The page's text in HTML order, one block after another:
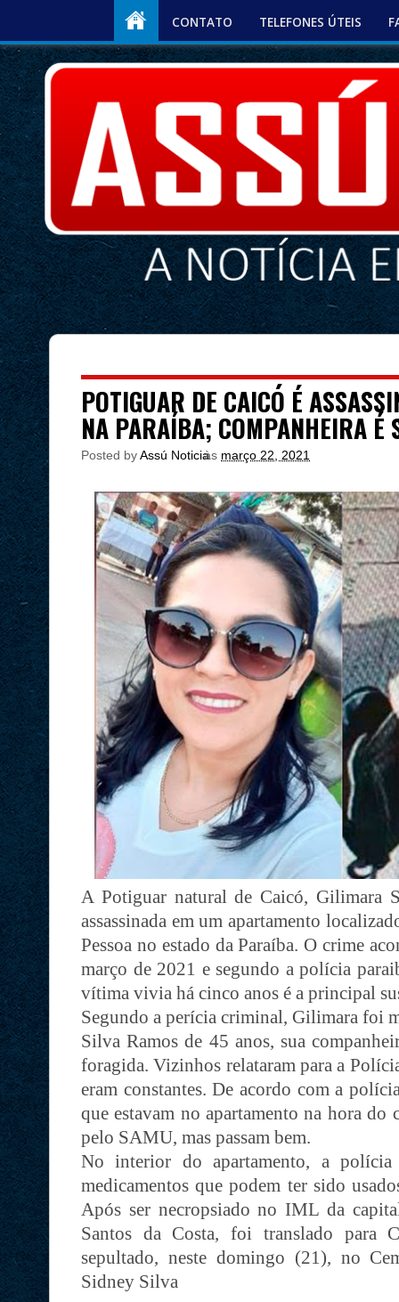
CONTATO TELEFONES ÚTEIS
POTIGUAR DE CAICÓ É
NA PARAÍBA; COMPANHEIRA É
Posted byAssú Noticia
às março 22, 2021
A Potiguar natural de Caicó, Gilimara
assassinada em um apartamento
Pessoa no estado da Paraíba. O crime
março de 2021 e segundo a polícia
vítima vivia há cinco anos é a principal
Segundo a perícia criminal, Gilimara foi
Silva Ramos de 45 anos, sua
foragida. Vizinhos relataram para a
eram constantes. De acordo com a
que estavam no apartamento na hora do
pelo SAMU, mas passam bem.
No interior do apartamento, a polícia
medicamentos que podem ter sido
Após ser necropsiado no IML da
Santos da Costa, foi translado para
sepultado, neste domingo (21), no
Sidney Silva